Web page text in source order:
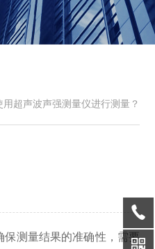
用超声波声强测量仪进行测量？
保测量结果的准确性，需要